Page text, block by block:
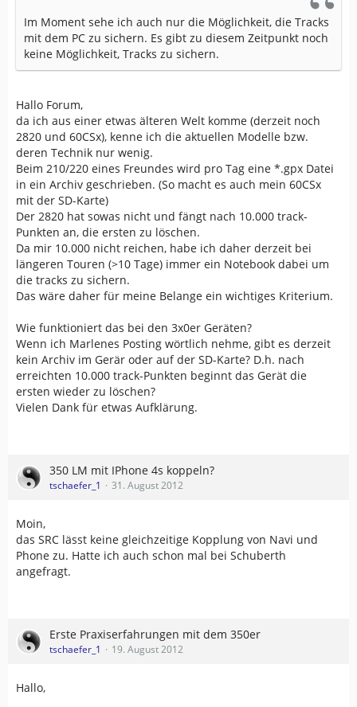
Im Moment sehe ich auch nur die Möglichkeit, die Tracks
mit dem PC zu sichern. Es gibt zu diesem Zeitpunkt noch
keine Möglichkeit, Tracks zu sichern.
Hallo Forum,
da ich aus einer etwas älteren Welt komme (derzeit noch
2820 und 60CSx), kenne ich die aktuellen Modelle bzw.
deren Technik nur wenig.
Beim 210/220 eines Freundes wird pro Tag eine *.gpx Datei
in ein Archiv geschrieben. (So macht es auch mein 60CSx
mit der SD-Karte)
Der 2820 hat sowas nicht und fängt nach 10.000 track-
Punkten an, die ersten zu löschen.
Da mir 10.000 nicht reichen, habe ich daher derzeit bei
längeren Touren (>10 Tage) immer ein Notebook dabei um
die tracks zu sichern.
Das wäre daher für meine Belange ein wichtiges Kriterium.
Wie funktioniert das bei den 3x0er Geräten?
Wenn ich Marlenes Posting wörtlich nehme, gibt es derzeit
kein Archiv im Gerär oder auf der SD-Karte? D.h. nach
erreichten 10.000 track-Punkten beginnt das Gerät die
ersten wieder zu löschen?
Vielen Dank für etwas Aufklärung.
350 LM mit IPhone 4s koppeln?
tschaefer_1 31. August 2012
Moin,
das SRC lässt keine gleichzeitige Kopplung von Navi und
Phone zu. Hatte ich auch schon mal bei Schuberth
angefragt.
Erste Praxiserfahrungen mit dem 350er
tschaefer_1 19. August 2012
Hallo,